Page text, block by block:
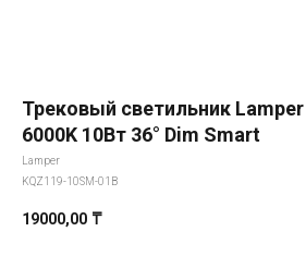
Трековый светильник
6000K 10Вт 36° Dim Smart
Lamper
KQZ119-10SM-01B
19000,00 ₸